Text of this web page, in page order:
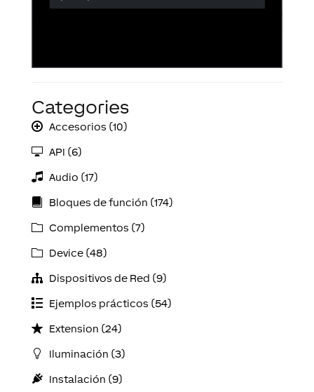
Categories
Accesorios (10)
API (6)
Audio (17)
Bloques de función (174)
Complementos (7)
Device (48)
Dispositivos de Red (9)
Ejemplos prácticos (54)
Extension (24)
Iluminación (3)
Instalación (9)